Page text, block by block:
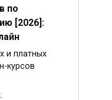
по
[2026]:
и платных
курсов